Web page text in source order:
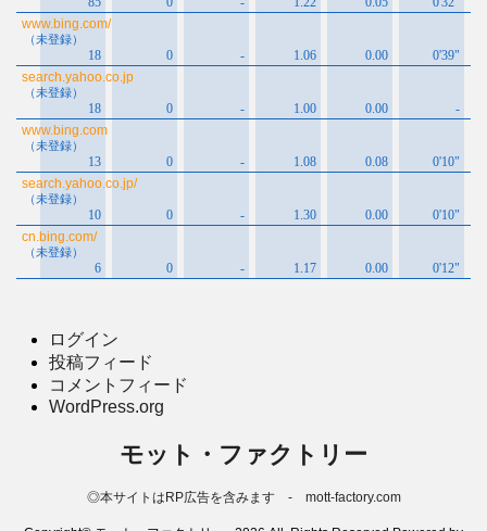
ログイン
投稿フィード
コメントフィード
WordPress.org
モット・ファクトリー
◎本サイトはRP広告を含みます - mott-factory.com